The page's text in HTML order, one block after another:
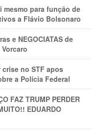
mesmo para função de
a Flávio Bolsonaro
e NEGOCIATAS de
no STF apos
a Polícia Federal
FAZ TRUMP PERDER
EDUARDO